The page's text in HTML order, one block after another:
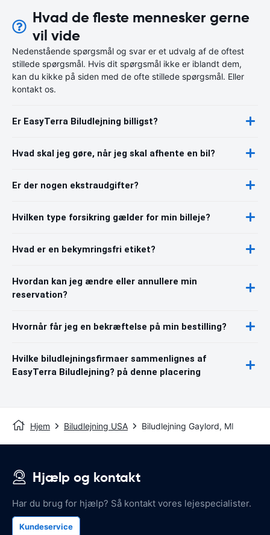
Hvad de fleste mennesker gerne
vil vide
Nedenstående spørgsmål og svar er et udvalg af de oftest
stillede spørgsmål. Hvis dit spørgsmål ikke er iblandt dem,
kan du kikke på siden med de ofte stillede spørgsmål. Eller
kontakt os.
Er EasyTerra Biludlejning billigst?
Hvad skal jeg gøre, når jeg skal afhente en bil?
Er der nogen ekstraudgifter?
Hvilken type forsikring gælder for min billeje?
Hvad er en bekymringsfri etiket?
Hvordan kan jeg ændre eller annullere min
reservation?
Hvornår får jeg en bekræftelse på min bestilling?
Hvilke biludlejningsfirmaer sammenlignes af
EasyTerra Biludlejning? på denne placering
Hjem Biludlejning USA Biludlejning Gaylord, MI
Hjælp og kontakt
Har du brug for hjælp? Så kontakt vores lejespecialister.
Kundeservice